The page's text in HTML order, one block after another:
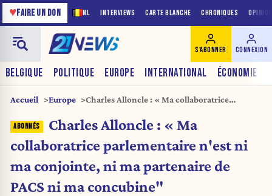
NL INTERVIEWS CARTE BLANCHE CHRONIQUES
♥FAIRE UN DON
BELGIQUE POLITIQUE EUROPE INTERNATIONAL ÉCONOMIE
S'ABONNER CONNEXION
Accueil Europe
Charles Alloncle : « Ma collaboratrice
partenaire de PACS ni ma concubine"
Charles Alloncle : « Ma
collaboratrice parlementaire n'est ni
ma conjointe, ni ma partenaire de
PACS ni ma concubine"